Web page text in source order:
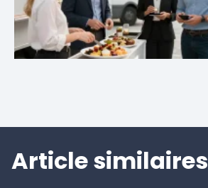
Article similaires